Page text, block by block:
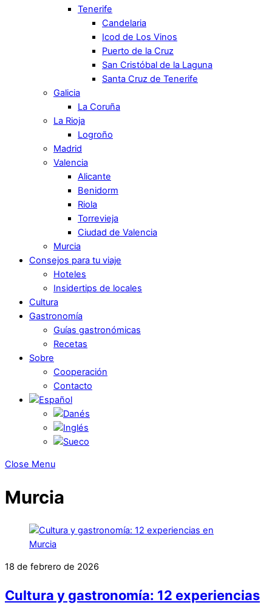
Tenerife
Candelaria
Icod de Los Vinos
Puerto de la Cruz
San Cristóbal de la Laguna
Santa Cruz de Tenerife
Galicia
La Coruña
La Rioja
Logroño
Madrid
Valencia
Alicante
Benidorm
Riola
Torrevieja
Ciudad de Valencia
Murcia
Consejos para tu viaje
Hoteles
Insidertips de locales
Cultura
Gastronomía
Guías gastronómicas
Recetas
Sobre
Cooperación
Contacto
Close Menu
Murcia
18 de febrero de 2026
Cultura y gastronomía: 12 experiencias